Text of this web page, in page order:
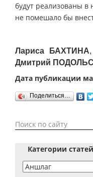
будут реализованы в
не помешало бы
Лариса БАХТИНА,
Дмитрий
Дата публикации
Поделиться…
Категории статей